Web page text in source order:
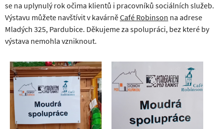
se na uplynulý rok očima klientů i pracovníků sociálních služeb.
Výstavu můžete navštívit v kavárněCafé Robinson na adrese
Mladých 325, Pardubice. Děkujeme za spolupráci, bez které by
výstava nemohla vzniknout.